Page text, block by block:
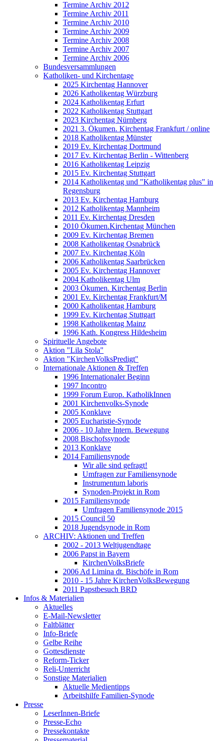
Termine Archiv 2012
Termine Archiv 2011
Termine Archiv 2010
Termine Archiv 2009
Termine Archiv 2008
Termine Archiv 2007
Termine Archiv 2006
Bundesversammlungen
Katholiken- und Kirchentage
2025 Kirchentag Hannover
2026 Katholikentag Würzburg
2024 Katholikentag Erfurt
2022 Katholikentag Stuttgart
2023 Kirchentag Nürnberg
2021 3. Ökumen. Kirchentag Frankfurt / online
2018 Katholikentag Münster
2019 Ev. Kirchentag Dortmund
2017 Ev. Kirchentag Berlin - Wittenberg
2016 Katholikentag Leipzig
2015 Ev. Kirchentag Stuttgart
2014 Katholikentag und "Katholikentag plus" in
Regensburg
2013 Ev. Kirchentag Hamburg
2012 Katholikentag Mannheim
2011 Ev. Kirchentag Dresden
2010 Ökumen.Kirchentag München
2009 Ev. Kirchentag Bremen
2008 Katholikentag Osnabrück
2007 Ev. Kirchentag Köln
2006 Katholikentag Saarbrücken
2005 Ev. Kirchentag Hannover
2004 Katholikentag Ulm
2003 Ökumen. Kirchentag Berlin
2001 Ev. Kirchentag Frankfurt/M
2000 Katholikentag Hamburg
1999 Ev. Kirchentag Stuttgart
1998 Katholikentag Mainz
1996 Kath. Kongress Hildesheim
Spirituelle Angebote
Aktion "Lila Stola"
Aktion "KirchenVolksPredigt"
Internationale Aktionen & Treffen
1996 Internationaler Beginn
1997 Incontro
1999 Forum Europ. KatholikInnen
2001 Kirchenvolks-Synode
2005 Konklave
2005 Eucharistie-Synode
2006 - 10 Jahre Intern. Bewegung
2008 Bischofssynode
2013 Konklave
2014 Familiensynode
Wir alle sind gefragt!
Umfragen zur Familiensynode
Instrumentum laboris
Synoden-Projekt in Rom
2015 Familiensynode
Umfragen Familiensynode 2015
2015 Council 50
2018 Jugendsynode in Rom
ARCHIV: Aktionen und Treffen
2002 - 2013 Weltjugendtage
2006 Papst in Bayern
KirchenVolksBriefe
2006 Ad Limina dt. Bischöfe in Rom
2010 - 15 Jahre KirchenVolksBewegung
2011 Papstbesuch BRD
Infos & Materialien
Aktuelles
E-Mail-Newsletter
Faltblätter
Info-Briefe
Gelbe Reihe
Gottesdienste
Reform-Ticker
Reli-Unterricht
Sonstige Materialien
Aktuelle Medientipps
Arbeitshilfe Familien-Synode
Presse
LeserInnen-Briefe
Presse-Echo
Pressekontakte